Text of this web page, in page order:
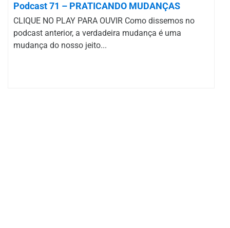
Podcast 71 – PRATICANDO MUDANÇAS
CLIQUE NO PLAY PARA OUVIR Como dissemos no
podcast anterior, a verdadeira mudança é uma
mudança do nosso jeito...